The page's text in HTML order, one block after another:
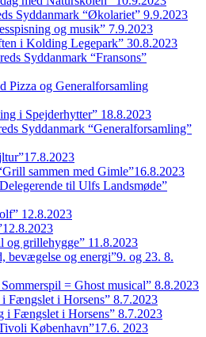
Syddanmark “Økolariet” 9.9.2023
og musik” 7.9.2023
i Kolding Legepark” 30.8.2023
Syddanmark “Fransons”
Pizza og Generalforsamling
i Spejderhytter” 18.8.2023
Syddanmark “Generalforsamling”
sammen med Gimle”16.8.2023
til Ulfs Landsmøde”
12.8.2023
og grillehygge” 11.8.2023
bevægelse og energi”9. og 23. 8.
= Ghost musical” 8.8.2023
Fængslet i Horsens” 8.7.2023
i Fængslet i Horsens” 8.7.2023
København”17.6. 2023